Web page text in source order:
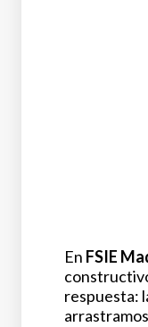
En FSIE
respuesta: